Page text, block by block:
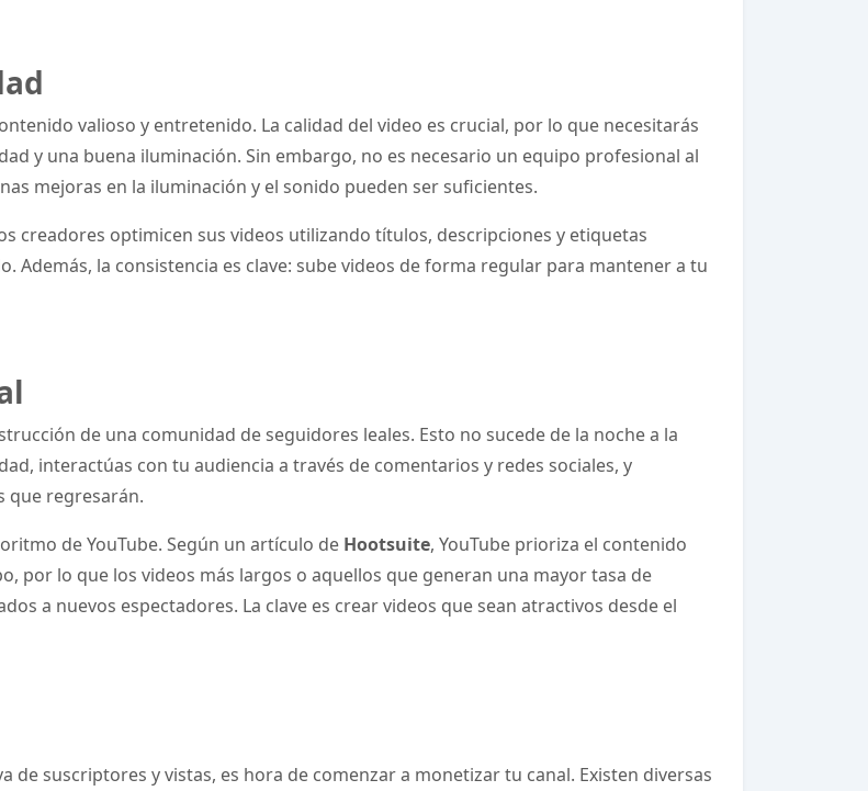
valioso y entretenido. La calidad del video es crucial, por lo que necesitarás
y una buena iluminación. Sin embargo, no es necesario un equipo profesional al
mejoras en la iluminación y el sonido pueden ser suficientes.
creadores optimicen sus videos utilizando títulos, descripciones y etiquetas
Además, la consistencia es clave: sube videos de forma regular para mantener a tu
de una comunidad de seguidores leales. Esto no sucede de la noche a la
interactúas con tu audiencia a través de comentarios y redes sociales, y
que regresarán.
de YouTube. Según un artículo de Hootsuite, YouTube prioriza el contenido
por lo que los videos más largos o aquellos que generan una mayor tasa de
a nuevos espectadores. La clave es crear videos que sean atractivos desde el
de suscriptores y vistas, es hora de comenzar a monetizar tu canal. Existen diversas